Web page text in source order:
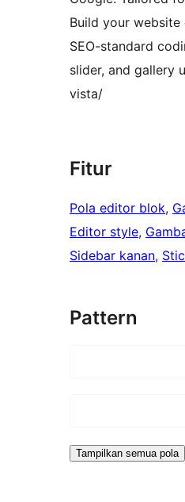
Build your
SEO-standard
slider, and gallery
vista/
Fitur
Pola editor blok,
Editor style,
Sidebar kanan,
Pattern
Tampilkan semua pola